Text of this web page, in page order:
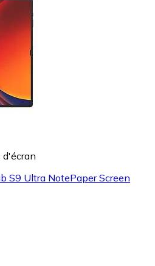
S9 Ultra NotePaper Screen